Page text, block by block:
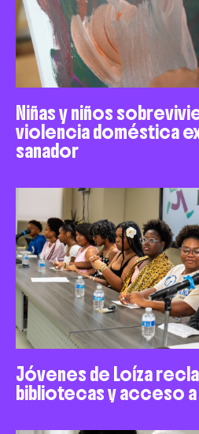
Niñas y niños
violencia doméstica
sanador
Jóvenes de Loíza
bibliotecas y acceso